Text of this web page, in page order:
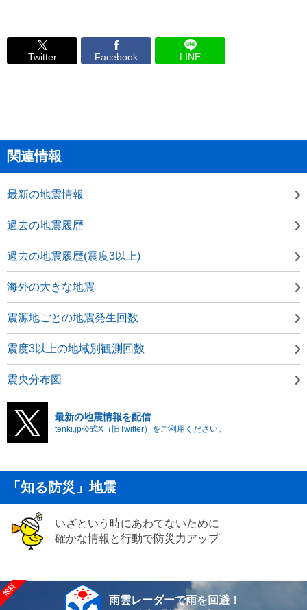
Twitter Facebook LINE
関連情報
最新の地震情報
過去の地震履歴
過去の地震履歴(震度3以上)
海外の大きな地震
震源地ごとの地震発生回数
震度3以上の地域別観測回数
震央分布図
最新の地震情報を配信
tenki.jp公式X（旧Twitter）をご利用ください。
「知る防災」地震
いざという時にあわてないために
確かな情報と行動で防災力アップ
雨雲レーダーで雨を回避！